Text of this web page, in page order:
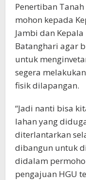
Penertiban
mohon kepada
Jambi dan
Batanghari agar
untuk
segera
fisik dilapangan.
“Jadi nanti bisa
lahan yang
diterlantarkan
dibangun untuk
didalam
pengajuan HGU